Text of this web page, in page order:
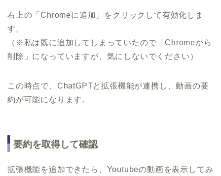
右上の「Chromeに追加」をクリックして有効化しま
す。
（※私は既に追加してしまっていたので「Chromeから
削除」になっていますが、気にしないでください）
この時点で、ChatGPTと拡張機能が連携し、動画の要
約が可能になります。
要約を取得して確認
拡張機能を追加できたら、Youtubeの動画を表示してみ